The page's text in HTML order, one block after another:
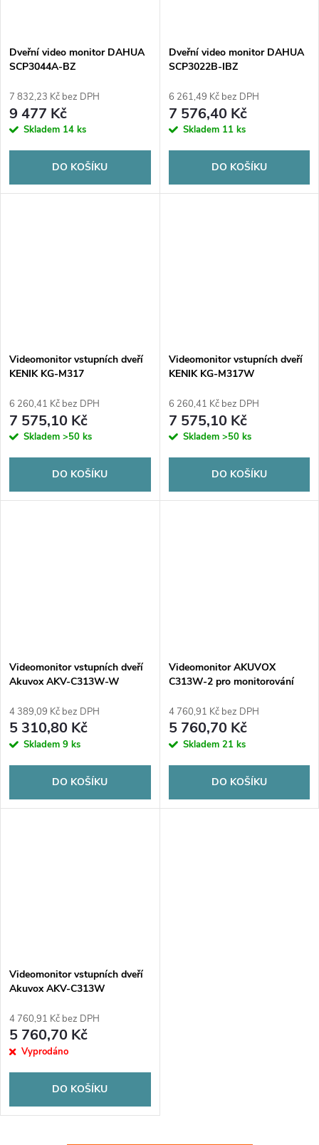
Dveřní video monitor DAHUA
SCP3044A-BZ
7 832,23 Kč bez DPH
9 477 Kč
Skladem 14 ks
DO KOŠÍKU
Dveřní video monitor DAHUA
SCP3022B-IBZ
6 261,49 Kč bez DPH
7 576,40 Kč
Skladem 11 ks
DO KOŠÍKU
Videomonitor vstupních dveří
KENIK KG-M317
6 260,41 Kč bez DPH
7 575,10 Kč
Skladem >50 ks
DO KOŠÍKU
Videomonitor vstupních dveří
KENIK KG-M317W
6 260,41 Kč bez DPH
7 575,10 Kč
Skladem >50 ks
DO KOŠÍKU
Videomonitor vstupních dveří
Akuvox AKV-C313W-W
4 389,09 Kč bez DPH
5 310,80 Kč
Skladem 9 ks
DO KOŠÍKU
Videomonitor AKUVOX
C313W-2 pro monitorování
4 760,91 Kč bez DPH
5 760,70 Kč
Skladem 21 ks
DO KOŠÍKU
Videomonitor vstupních dveří
Akuvox AKV-C313W
4 760,91 Kč bez DPH
5 760,70 Kč
Vyprodáno
DO KOŠÍKU